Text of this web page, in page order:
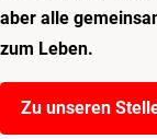
aber alle
zum Leben.
Zu unseren